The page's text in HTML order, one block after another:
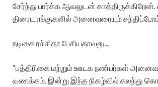
சேர்ந்து பார்க்க ஆவலுடன் காத்திருக்கிறேன்.
திரையரங்குகளில் அனைவரையும்
நடிகை ரச்சிதா பேசியதாவது..,
“பத்திரிகை மற்றும் ஊடக நண்பர்கள்
வணக்கம். இன்று இந்த நிகழ்வில் கலந்து